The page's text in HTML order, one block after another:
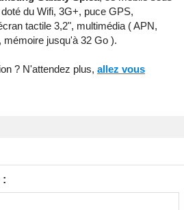
du Wifi, 3G+, puce GPS,
tactile 3,2", multimédia ( APN,
mémoire jusqu'à 32 Go ).
? N'attendez plus, allez vous
: